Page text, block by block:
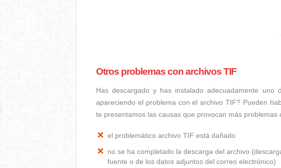
Otros problemas con archivos TIF
Has descargado y has instalado adecuadamente uno
apareciendo el problema con el archivo TIF? Pueden
te presentamos las causas que provocan más problemas
el problemático archivo TIF está dañado
no se ha completado la descarga del archivo
fuente o de los datos adjuntos del correo electrónico)